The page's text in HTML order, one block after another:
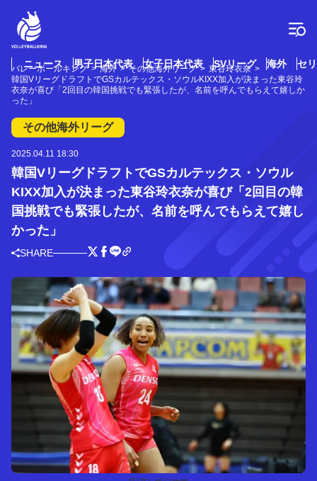
ニュース 男子日本代表 女子日本代表 SVリーグ 海外 セ
バレーボールキング 海外 その他海外リーグ
東谷玲衣奈
韓国VリーグドラフトでGSカルテックス・ソウルKIXX加入が決まった東谷玲
衣奈が喜び「2回目の韓国挑戦でも緊張したが、名前を呼んでもらえて嬉しか
った」
その他海外リーグ
2025.04.11 18:30
韓国VリーグドラフトでGSカルテックス・ソウル
KIXX加入が決まった東谷玲衣奈が喜び「2回目の韓
国挑戦でも緊張したが、名前を呼んでもらえて嬉し
かった」
SHARE